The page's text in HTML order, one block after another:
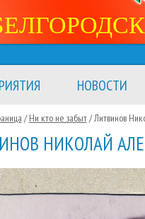
НОВОСТИ
/Ни кто не забыт/Литвинов
НИКОЛАЙ